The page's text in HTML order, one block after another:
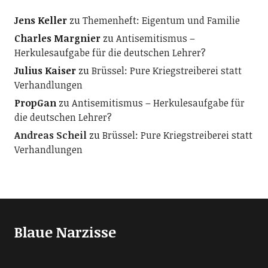
Jens KellerzuThemenheft: Eigentum und Familie
Charles MargnierzuAntisemitismus –
Herkulesaufgabe für die deutschen Lehrer?
Julius KaiserzuBrüssel: Pure Kriegstreiberei statt
Verhandlungen
PropGanzuAntisemitismus – Herkulesaufgabe für
die deutschen Lehrer?
Andreas ScheilzuBrüssel: Pure Kriegstreiberei statt
Verhandlungen
Blaue Narzisse